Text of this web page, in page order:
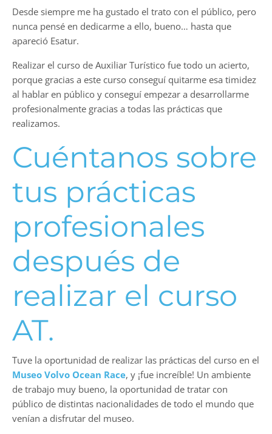
Desde siempre me ha gustado el trato con el público, pero
nunca pensé en dedicarme a ello, bueno… hasta que
apareció Esatur.
Realizar el curso de Auxiliar Turístico fue todo un acierto,
porque gracias a este curso conseguí quitarme esa timidez
al hablar en público y conseguí empezar a desarrollarme
profesionalmente gracias a todas las prácticas que
realizamos.
Cuéntanos sobre
tus prácticas
profesionales
después de
realizar el curso
AT.
Tuve la oportunidad de realizar las prácticas del curso en el
Museo Volvo Ocean Race, y ¡fue increíble! Un ambiente
de trabajo muy bueno, la oportunidad de tratar con
público de distintas nacionalidades de todo el mundo que
venían a disfrutar del museo.